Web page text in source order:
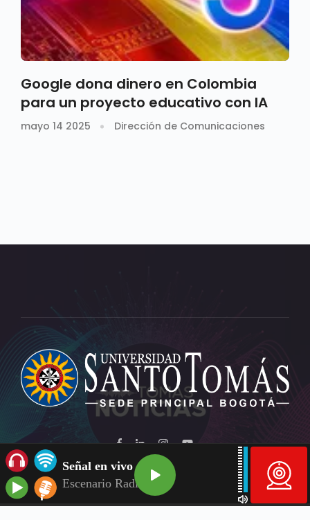
Google dona dinero en Colombia
para un proyecto educativo con IA
mayo 14 2025 Dirección de Comunicaciones
Señal en vivo
Escenario Radio